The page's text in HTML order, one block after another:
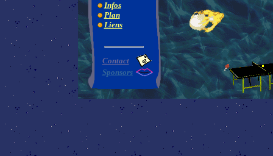
Infos
Plan
Liens
Contact
Sponsors